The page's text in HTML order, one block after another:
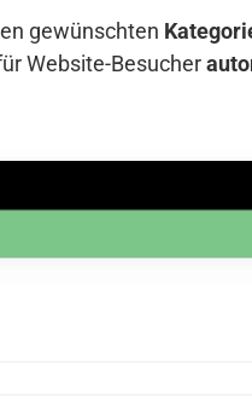
gewünschten
Website-Besucher